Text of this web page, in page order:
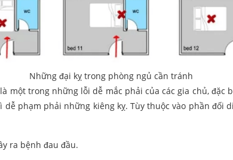
Những đại kỵ trong phòng ngủ cần tránh
một trong những lỗi dễ mắc phải của các gia chủ, đặc
phạm phải những kiêng kỵ. Tùy thuộc vào phần đối
ra bệnh đau đầu.